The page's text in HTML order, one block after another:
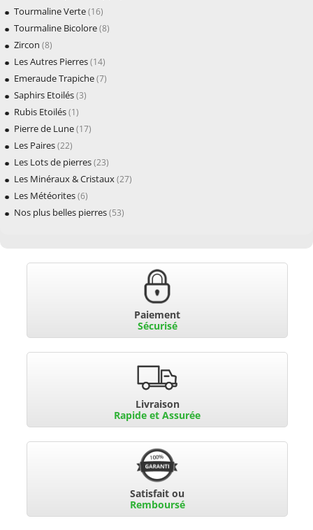
Tourmaline Verte(16)
Tourmaline Bicolore(8)
Zircon (8)
Les Autres Pierres(14)
Emeraude Trapiche(7)
Saphirs Etoilés(3)
Rubis Etoilés(1)
Pierre de Lune(17)
Les Paires(22)
Les Lots de pierres(23)
Les Minéraux & Cristaux(27)
Les Météorites(6)
Nos plus belles pierres(53)
Paiement
Sécurisé
Livraison
Rapide et Assurée
Satisfait ou
Remboursé